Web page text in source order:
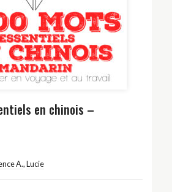
en chinois –
A., Lucie